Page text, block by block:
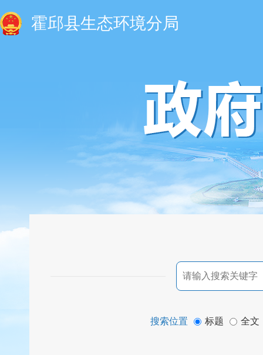
霍邱县生态环境分局
搜索位置 标题 全文